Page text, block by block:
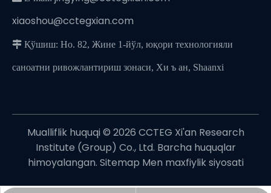
xiaoshou@cctegxian.com
 Қўшиш: Но. 82, Жине 1-йўл, юқори технологияли
саноатни ривожлантириш зонаси, Хи ъ ан, Shaanxi
Mualliflik huquqi © 2026 CCTEG Xi'an Research
Institute (Group) Co., Ltd. Barcha huquqlar
himoyalangan. Sitemap Men maxfiylik siyosati